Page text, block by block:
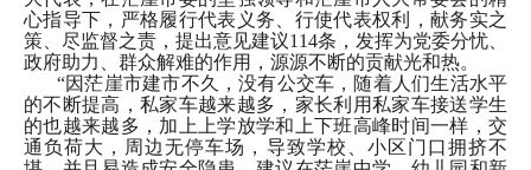
心指导下，严格履行代表义务、行使代表权利，献务实之
策、尽监督之责，提出意见建议114条，发挥为党委分忧、
政府助力、群众解难的作用，源源不断的贡献光和热。
“因茫崖市建市不久，没有公交车，随着人们生活水平
的不断提高，私家车越来越多，家长利用私家车接送学生
的也越来越多，加上上学放学和上下班高峰时间一样，交
通负荷大，周边无停车场，导致学校、小区门口拥挤不